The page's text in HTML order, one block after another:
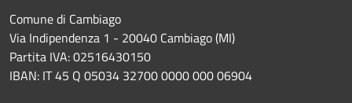
Comune di Cambiago
Via Indipendenza 1 - 20040 Cambiago (MI)
Partita IVA: 02516430150
IBAN: IT 45 Q 05034 32700 0000 000 06904